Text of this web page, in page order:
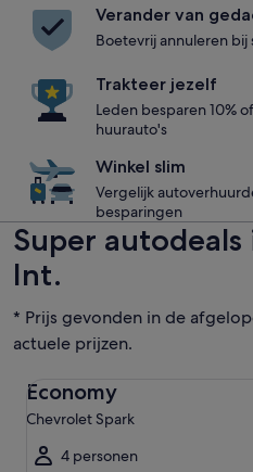
Verander van
Boetevrij annuleren
Trakteer jezelf
Leden besparen 10%
huurauto's
Winkel slim
Vergelijk
besparingen
Super autodeals
Int.
* Prijs gevonden in de
actuele prijzen.
Economy
Chevrolet Spark
4 personen